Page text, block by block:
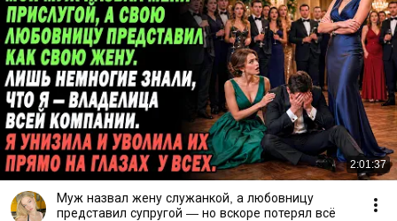
2:01:37
Муж назвал жену служанкой, а любовницу
представил супругой — но вскоре потерял всё